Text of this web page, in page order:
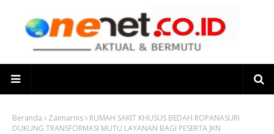
Beranda Zaimarnis
RUMAH SAKIT KHUSUS BEDAH ROPANASURI
DUKUNG TRANSFORMASI MUTU LAYANAN BAGI PESERTA JKN